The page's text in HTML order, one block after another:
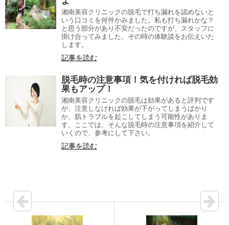
湘南美容クリニックの脱毛で打ち漏れを認めないと
いう口コミを何件かみました。私も打ち漏れかな？
と思う部分があり不安だったのですが、スタッフに
掛け合ってみました。その時の体験談をお伝えいた
します。
記事を読む
脱毛時の注意事項！気を付ければ脱毛効
果もアップ！
湘南美容クリニックの脱毛は効果があると評判です
が、注意しなければ効果が下がってしまうばかり
か、肌トラブルを起こしてしまう可能性がありま
す。ここでは、そんな脱毛時の注意事項を紹介して
いくので、参考にして下さい。
記事を読む